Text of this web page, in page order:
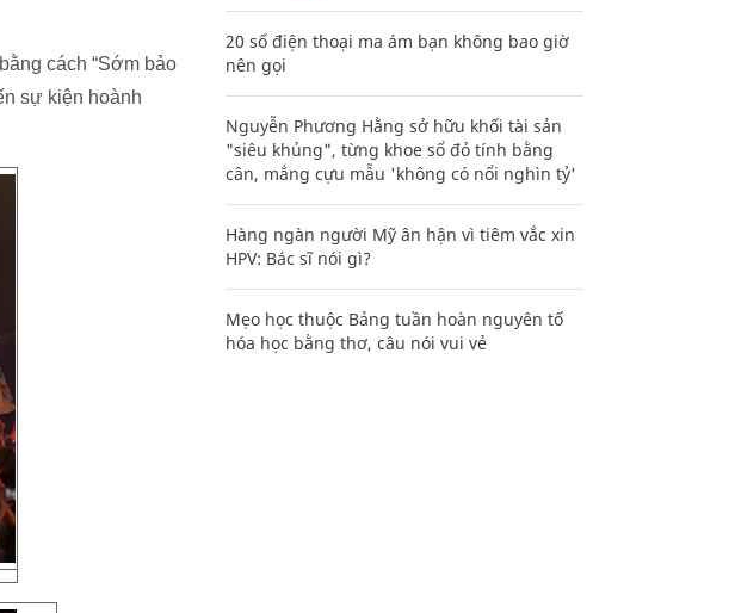
cách “Sớm bảo
sự kiện hoành
20 số điện thoại ma ám bạn không bao giờ
nên gọi
Nguyễn Phương Hằng sở hữu khối tài sản
"siêu khủng", từng khoe sổ đỏ tính bằng
cân, mắng cựu mẫu 'không có nổi nghìn tỷ'
Hàng ngàn người Mỹ ân hận vì tiêm vắc xin
HPV: Bác sĩ nói gì?
Mẹo học thuộc Bảng tuần hoàn nguyên tố
hóa học bằng thơ, câu nói vui vẻ